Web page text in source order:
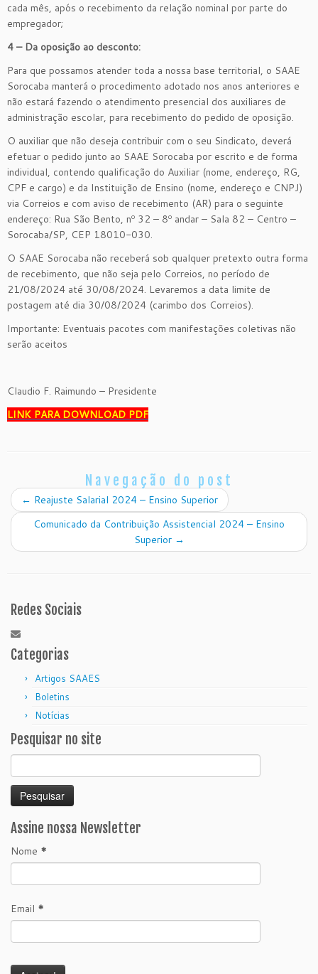
cada mês, após o recebimento da relação nominal por parte do
empregador;
4 – Da oposição ao desconto:
Para que possamos atender toda a nossa base territorial, o SAAE
Sorocaba manterá o procedimento adotado nos anos anteriores e
não estará fazendo o atendimento presencial dos auxiliares de
administração escolar, para recebimento do pedido de oposição.
O auxiliar que não deseja contribuir com o seu Sindicato, deverá
efetuar o pedido junto ao SAAE Sorocaba por escrito e de forma
individual, contendo qualificação do Auxiliar (nome, endereço, RG,
CPF e cargo) e da Instituição de Ensino (nome, endereço e CNPJ)
via Correios e com aviso de recebimento (AR) para o seguinte
endereço: Rua São Bento, nº 32 – 8º andar – Sala 82 – Centro –
Sorocaba/SP, CEP 18010-030.
O SAAE Sorocaba não receberá sob qualquer pretexto outra forma
de recebimento, que não seja pelo Correios, no período de
21/08/2024 até 30/08/2024. Levaremos a data limite de
postagem até dia 30/08/2024 (carimbo dos Correios).
Importante: Eventuais pacotes com manifestações coletivas não
serão aceitos
Claudio F. Raimundo – Presidente
LINK PARA DOWNLOAD PDF
Navegação do post
← Reajuste Salarial 2024 – Ensino Superior
Comunicado da Contribuição Assistencial 2024 – Ensino
Superior →
Redes Sociais
Categorias
Artigos SAAES
Boletins
Notícias
Pesquisar no site
por:
Assine nossa Newsletter
Nome *
Email *